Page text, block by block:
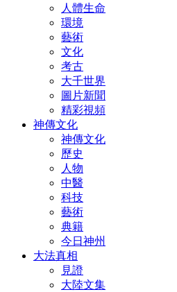
人體生命
環境
藝術
文化
考古
大千世界
圖片新聞
精彩視頻
神傳文化
神傳文化
歷史
人物
中醫
科技
藝術
典籍
今日神州
大法真相
見證
大陸文集